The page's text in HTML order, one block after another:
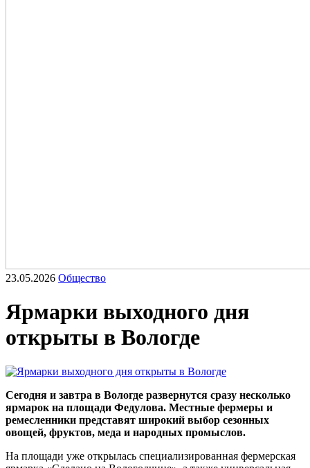
23.05.2026 Общество
Ярмарки выходного дня
открыты в Вологде
Сегодня и завтра в Вологде развернутся сразу несколько
ярмарок на площади Федулова. Местные фермеры и
ремесленники представят широкий выбор сезонных
овощей, фруктов, меда и народных промыслов.
На площади уже открылась специализированная фермерская